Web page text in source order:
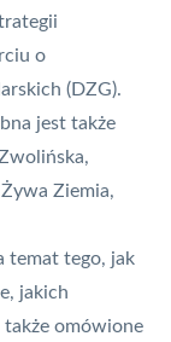
o
(DZG).
jest także
Ziemia,
temat tego, jak
jakich
omówione